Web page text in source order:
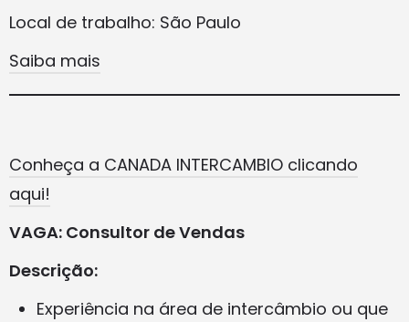
Local de trabalho: São Paulo
Saiba mais
Conheça a CANADA INTERCAMBIO clicando
aqui!
VAGA: Consultor de Vendas
Descrição:
Experiência na área de intercâmbio ou que